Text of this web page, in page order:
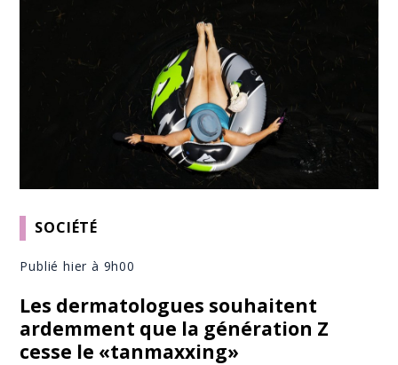
SOCIÉTÉ
Publié hier à 9h00
Les dermatologues souhaitent
ardemment que la génération Z
cesse le «tanmaxxing»